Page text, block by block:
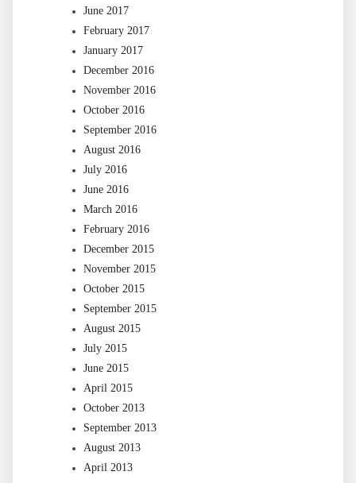
June 2017
February 2017
January 2017
December 2016
November 2016
October 2016
September 2016
August 2016
July 2016
June 2016
March 2016
February 2016
December 2015
November 2015
October 2015
September 2015
August 2015
July 2015
June 2015
April 2015
October 2013
September 2013
August 2013
April 2013